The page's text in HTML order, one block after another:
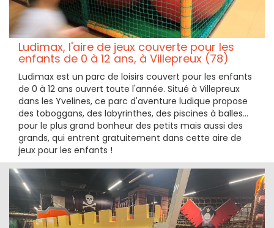
Ludimax, l'aire de jeux couverte pour les
enfants de 0 à 12 ans, à Villepreux (78)
Ludimax est un parc de loisirs couvert pour les enfants
de 0 à 12 ans ouvert toute l'année. Situé à Villepreux
dans les Yvelines, ce parc d'aventure ludique propose
des toboggans, des labyrinthes, des piscines à balles...
pour le plus grand bonheur des petits mais aussi des
grands, qui entrent gratuitement dans cette aire de
jeux pour les enfants !